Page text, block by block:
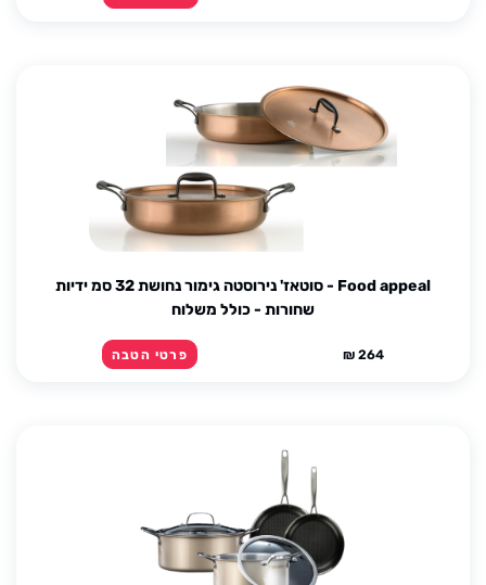
Food appeal - סוטאז' נירוסטה גימור נחושת 32 סמ ידיות
שחורות - כולל משלוח
264 ₪ פרטי הטבה